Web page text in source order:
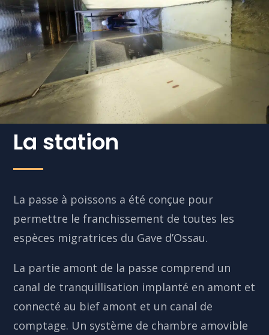
La station
La passe à poissons a été conçue pour
permettre le franchissement de toutes les
espèces migratrices du Gave d’Ossau.
La partie amont de la passe comprend un
canal de tranquillisation implanté en amont et
connecté au bief amont et un canal de
comptage. Un système de chambre amovible